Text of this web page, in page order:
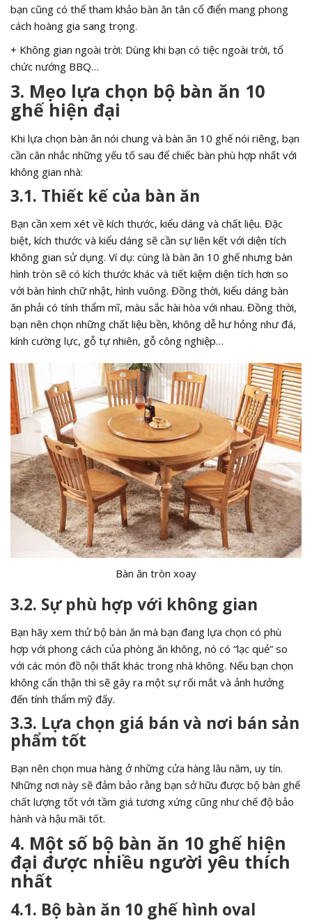
bạn cũng có thể tham khảo bàn ăn tân cổ điển mang phong
cách hoàng gia sang trọng.
+ Không gian ngoài trời: Dùng khi bạn có tiệc ngoài trời, tổ
chức nướng BBQ…
3. Mẹo lựa chọn bộ bàn ăn 10
ghế hiện đại
Khi lựa chọn bàn ăn nói chung và bàn ăn 10 ghế nói riêng, bạn
cần cân nhắc những yếu tố sau để chiếc bàn phù hợp nhất với
không gian nhà:
3.1. Thiết kế của bàn ăn
Bạn cần xem xét về kích thước, kiểu dáng và chất liệu. Đặc
biệt, kích thước và kiểu dáng sẽ cần sự liên kết với diện tích
không gian sử dụng. Ví dụ: cùng là bàn ăn 10 ghế nhưng bàn
hình tròn sẽ có kích thước khác và tiết kiệm diện tích hơn so
với bàn hình chữ nhật, hình vuông. Đồng thời, kiểu dáng bàn
ăn phải có tính thẩm mĩ, màu sắc hài hòa với nhau. Đồng thời,
bạn nên chọn những chất liệu bền, không dễ hư hỏng như đá,
kính cường lực, gỗ tự nhiên, gỗ công nghiệp…
Bàn ăn tròn xoay
3.2. Sự phù hợp với không gian
Bạn hãy xem thử bộ bàn ăn mà bạn đang lựa chọn có phù
hợp với phong cách của phòng ăn không, nó có “lạc quẻ” so
với các món đồ nội thất khác trong nhà không. Nếu bạn chọn
không cẩn thận thì sẽ gây ra một sự rối mắt và ảnh hưởng
đến tính thẩm mỹ đấy.
3.3. Lựa chọn giá bán và nơi bán sản
phẩm tốt
Bạn nên chọn mua hàng ở những cửa hàng lâu năm, uy tín.
Những nơi này sẽ đảm bảo rằng bạn sở hữu được bộ bàn ghế
chất lượng tốt với tầm giá tương xứng cũng như chế độ bảo
hành và hậu mãi tốt.
4. Một số bộ bàn ăn 10 ghế hiện
đại được nhiều người yêu thích
nhất
4.1. Bộ bàn ăn 10 ghế hình oval